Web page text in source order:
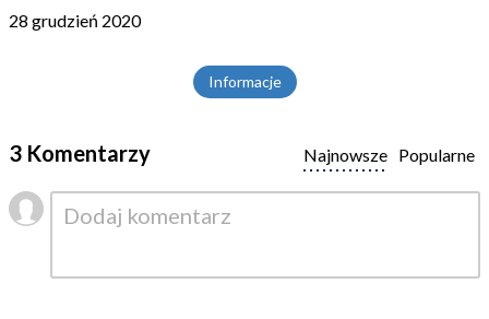
28 grudzień 2020
Informacje
3 Komentarzy Popularne
Najnowsze